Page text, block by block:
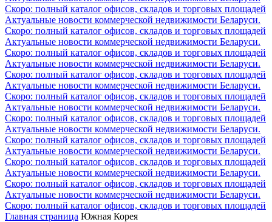
Скоро: полный каталог офисов, складов и торговых площадей
Актуальные новости коммерческой недвижимости Беларуси.
Скоро: полный каталог офисов, складов и торговых площадей
Актуальные новости коммерческой недвижимости Беларуси.
Скоро: полный каталог офисов, складов и торговых площадей
Актуальные новости коммерческой недвижимости Беларуси.
Скоро: полный каталог офисов, складов и торговых площадей
Актуальные новости коммерческой недвижимости Беларуси.
Скоро: полный каталог офисов, складов и торговых площадей
Актуальные новости коммерческой недвижимости Беларуси.
Скоро: полный каталог офисов, складов и торговых площадей
Актуальные новости коммерческой недвижимости Беларуси.
Скоро: полный каталог офисов, складов и торговых площадей
Актуальные новости коммерческой недвижимости Беларуси.
Скоро: полный каталог офисов, складов и торговых площадей
Актуальные новости коммерческой недвижимости Беларуси.
Скоро: полный каталог офисов, складов и торговых площадей
Актуальные новости коммерческой недвижимости Беларуси.
Скоро: полный каталог офисов, складов и торговых площадей
Главная страница Южная Корея